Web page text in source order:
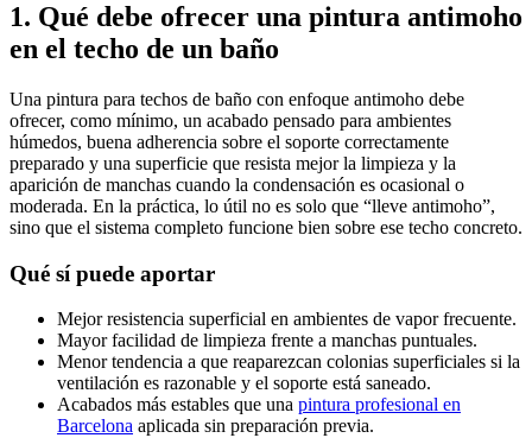
1. Qué debe ofrecer una pintura antimoho
en el techo de un baño
Una pintura para techos de baño con enfoque antimoho debe
ofrecer, como mínimo, un acabado pensado para ambientes
húmedos, buena adherencia sobre el soporte correctamente
preparado y una superficie que resista mejor la limpieza y la
aparición de manchas cuando la condensación es ocasional o
moderada. En la práctica, lo útil no es solo que “lleve antimoho”,
sino que el sistema completo funcione bien sobre ese techo concreto.
Qué sí puede aportar
Mejor resistencia superficial en ambientes de vapor frecuente.
Mayor facilidad de limpieza frente a manchas puntuales.
Menor tendencia a que reaparezcan colonias superficiales si la
ventilación es razonable y el soporte está saneado.
Acabados más estables que una pintura profesional en
Barcelona aplicada sin preparación previa.